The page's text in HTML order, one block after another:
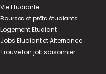
Vie Etudiante
Bourses et prêts étudiants
Logement Etudiant
Jobs Etudiant et Alternance
Trouve ton job saisonnier